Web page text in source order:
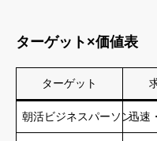
ターゲット×価値表
ターゲット
朝活ビジネスパーソン迅速